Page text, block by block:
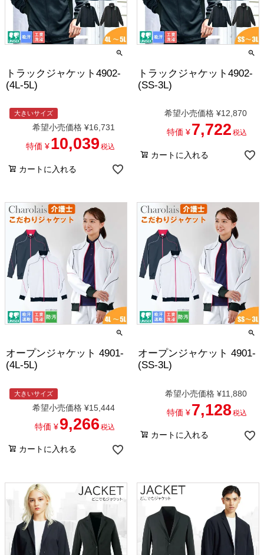
トラックジャケット4902-
(4L-5L)
大きいサイズ
希望小売価格 ¥16,731
特価 ¥ 10,039 税込
カートに入れる
トラックジャケット4902-
(SS-3L)
希望小売価格 ¥12,870
特価 ¥ 7,722 税込
カートに入れる
オープンジャケット 4901-
(4L-5L)
大きいサイズ
希望小売価格 ¥15,444
特価 ¥ 9,266 税込
カートに入れる
オープンジャケット 4901-
(SS-3L)
希望小売価格 ¥11,880
特価 ¥ 7,128税込
カートに入れる